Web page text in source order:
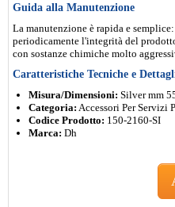
Guida alla Manutenzione
La manutenzione è rapida e
periodicamente l'integrità del
con sostanze chimiche molto
Caratteristiche Tecniche e
Misura/Dimensioni: Silver mm
Categoria: Accessori Per Servizi
Codice Prodotto: 150-2160-SI
Marca: Dh